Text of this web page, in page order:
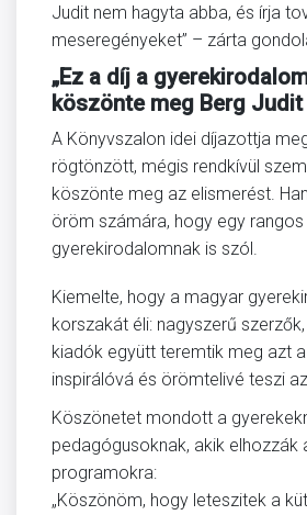
Judit nem hagyta abba, és írja
meseregényeket” – zárta
„Ez a díj a
köszönte meg Berg Judit
A Könyvszalon idei díjazottja
rögtönzött, mégis rendkívül
köszönte meg az elismerést.
öröm számára, hogy egy
gyerekirodalomnak is szól.
Kiemelte, hogy a magyar
korszakát éli: nagyszerű
kiadók együtt teremtik meg azt
inspirálóvá és örömtelivé teszi
Köszönetet mondott a
pedagógusoknak, akik elhozzák
programokra:
„Köszönöm, hogy leteszitek a